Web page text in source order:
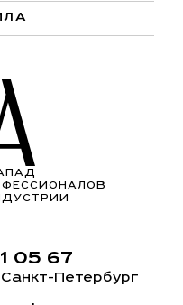
05 67
Петербург